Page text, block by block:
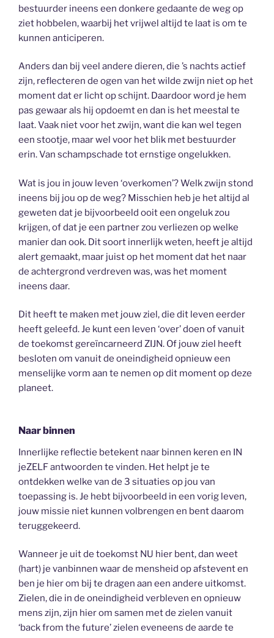
bestuurder ineens een donkere gedaante de weg op
ziet hobbelen, waarbij het vrijwel altijd te laat is om te
kunnen anticiperen.
Anders dan bij veel andere dieren, die ’s nachts actief
zijn, reflecteren de ogen van het wilde zwijn niet op het
moment dat er licht op schijnt. Daardoor word je hem
pas gewaar als hij opdoemt en dan is het meestal te
laat. Vaak niet voor het zwijn, want die kan wel tegen
een stootje, maar wel voor het blik met bestuurder
erin. Van schampschade tot ernstige ongelukken.
Wat is jou in jouw leven ‘overkomen’? Welk zwijn stond
ineens bij jou op de weg? Misschien heb je het altijd al
geweten dat je bijvoorbeeld ooit een ongeluk zou
krijgen, of dat je een partner zou verliezen op welke
manier dan ook. Dit soort innerlijk weten, heeft je altijd
alert gemaakt, maar juist op het moment dat het naar
de achtergrond verdreven was, was het moment
ineens daar.
Dit heeft te maken met jouw ziel, die dit leven eerder
heeft geleefd. Je kunt een leven ‘over’ doen of vanuit
de toekomst gereïncarneerd ZIJN. Of jouw ziel heeft
besloten om vanuit de oneindigheid opnieuw een
menselijke vorm aan te nemen op dit moment op deze
planeet.
Naar binnen
Innerlijke reflectie betekent naar binnen keren en IN
jeZELF antwoorden te vinden. Het helpt je te
ontdekken welke van de 3 situaties op jou van
toepassing is. Je hebt bijvoorbeeld in een vorig leven,
jouw missie niet kunnen volbrengen en bent daarom
teruggekeerd.
Wanneer je uit de toekomst NU hier bent, dan weet
(hart) je vanbinnen waar de mensheid op afstevent en
ben je hier om bij te dragen aan een andere uitkomst.
Zielen, die in de oneindigheid verbleven en opnieuw
mens zijn, zijn hier om samen met de zielen vanuit
‘back from the future’ zielen eveneens de aarde te